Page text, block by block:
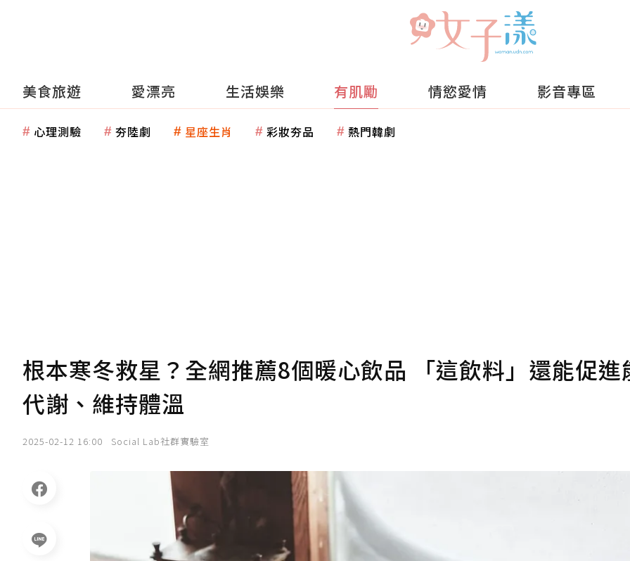
美食旅遊 愛漂亮 生活娛樂 有肌勵 情慾愛情 影音專區
心理測驗 夯陸劇 星座生肖 彩妝夯品 熱門韓劇
根本寒冬救星？全網推薦8個暖心飲品 「這飲料」還能促進
代謝、維持體溫
2025-02-12 16:00 Social Lab社群實驗室